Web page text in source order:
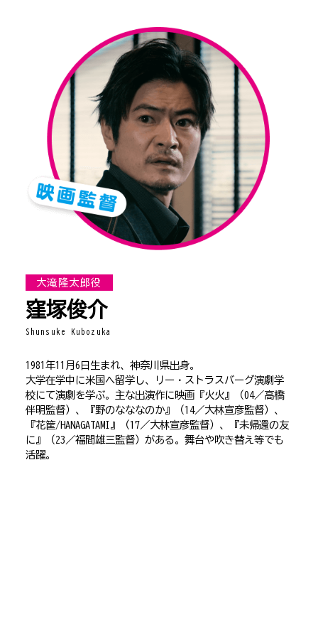
大滝隆太郎役
窪塚俊介
Shunsuke Kubozuka
1981年11月6日生まれ、神奈川県出身。
大学在学中に米国へ留学し、リー・ストラスバーグ演劇学
校にて演劇を学ぶ。主な出演作に映画『火火』（04／高橋
伴明監督）、『野のなななのか』（14／大林宣彦監督）、
『花筐/HANAGATAMI』（17／大林宣彦監督）、『未帰還の友
に』（23／福間雄三監督）がある。舞台や吹き替え等でも
活躍。